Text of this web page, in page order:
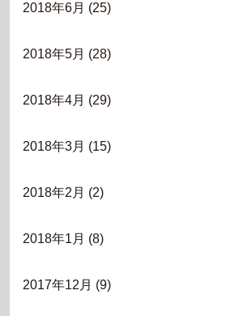
2018年6月 (25)
2018年5月 (28)
2018年4月 (29)
2018年3月 (15)
2018年2月 (2)
2018年1月 (8)
2017年12月 (9)